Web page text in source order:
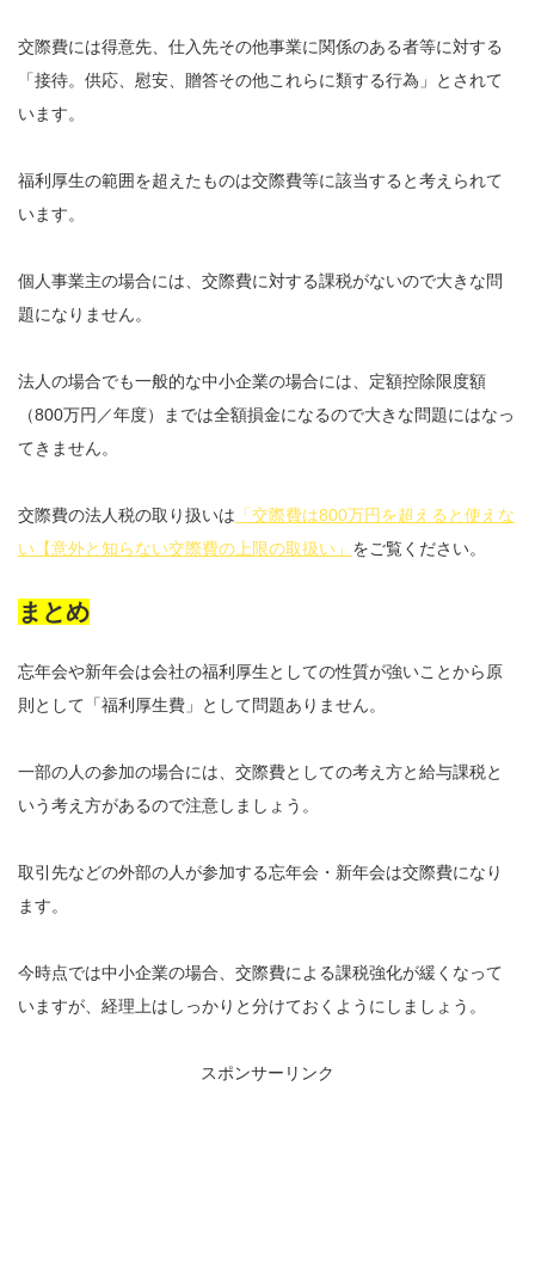
交際費には得意先、仕入先その他事業に関係のある者等に対する
「接待。供応、慰安、贈答その他これらに類する行為」とされて
います。
福利厚生の範囲を超えたものは交際費等に該当すると考えられて
います。
個人事業主の場合には、交際費に対する課税がないので大きな問
題になりません。
法人の場合でも一般的な中小企業の場合には、定額控除限度額
（800万円／年度）までは全額損金になるので大きな問題にはなっ
てきません。
交際費の法人税の取り扱いは 「交際費は800万円を超えると使えな
い【意外と知らない交際費の上限の取扱い」 をご覧ください。
まとめ
忘年会や新年会は会社の福利厚生としての性質が強いことから原
則として「福利厚生費」として問題ありません。
一部の人の参加の場合には、交際費としての考え方と給与課税と
いう考え方があるので注意しましょう。
取引先などの外部の人が参加する忘年会・新年会は交際費になり
ます。
今時点では中小企業の場合、交際費による課税強化が緩くなって
いますが、経理上はしっかりと分けておくようにしましょう。
スポンサーリンク